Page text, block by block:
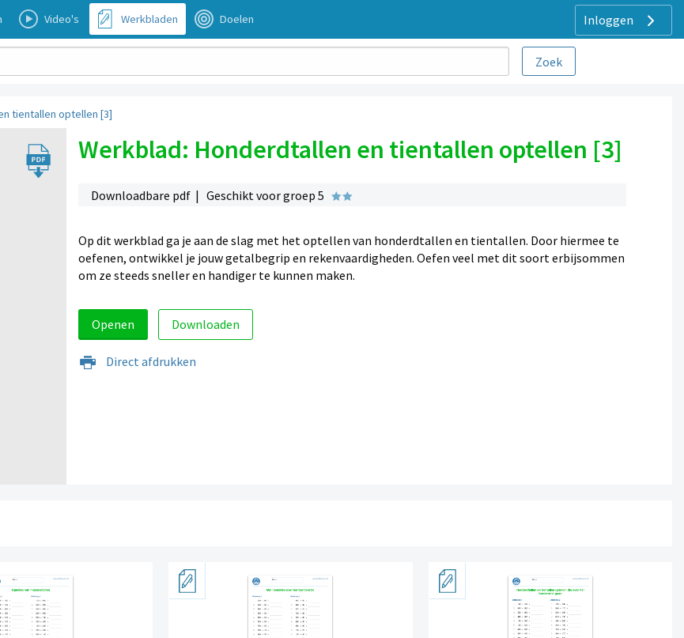
Inloggen
Video's Werkbladen Doelen
tientallen optellen [3]
Werkblad: Honderdtallen en tientallen optellen [3]
Downloadbare pdf | Geschikt voor groep 5
Op dit werkblad ga je aan de slag met het optellen van honderdtallen en tientallen. Door hiermee te
oefenen, ontwikkel je jouw getalbegrip en rekenvaardigheden. Oefen veel met dit soort erbijsommen
om ze steeds sneller en handiger te kunnen maken.
Openen Downloaden
Direct afdrukken